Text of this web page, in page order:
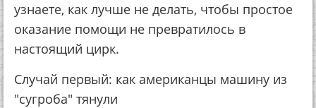
узнаете, как лучше не делать, чтобы простое
оказание помощи не превратилось в
настоящий цирк.
Случай первый: как американцы машину из
"сугроба" тянули